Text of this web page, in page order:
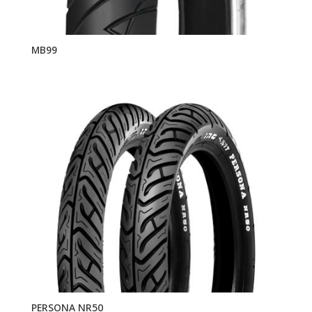
MB99
PERSONA NR50